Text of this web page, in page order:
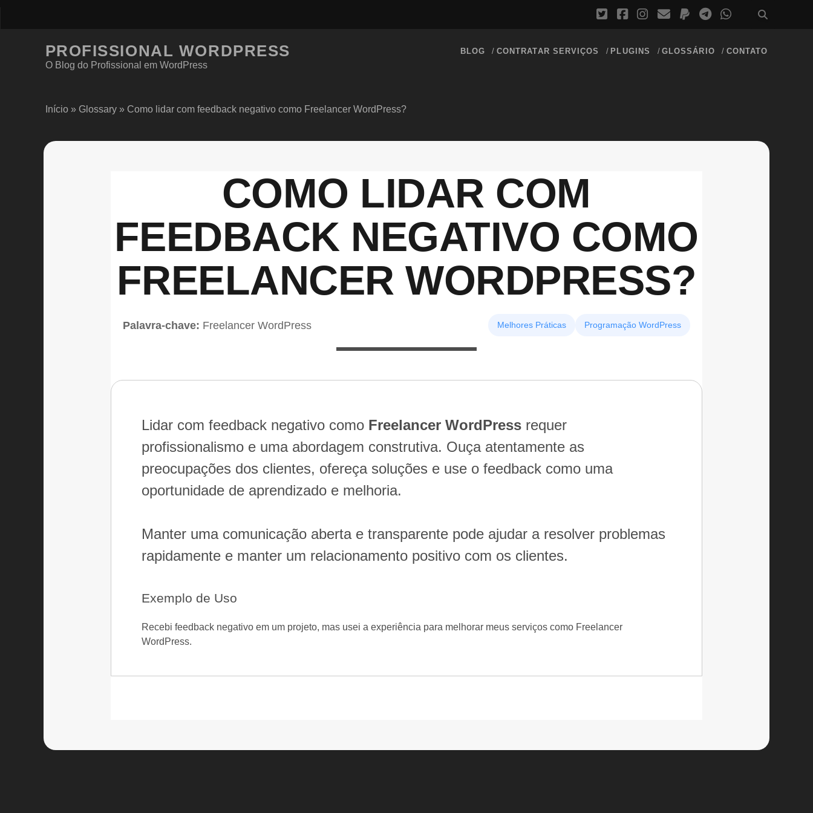
PROFISSIONAL WORDPRESS
O Blog do Profissional em WordPress
BLOG CONTRATAR SERVIÇOS PLUGINS GLOSSÁRIO CONTATO
Início» Glossary» Como lidar com feedback negativo como Freelancer WordPress?
COMO LIDAR COM
FEEDBACK NEGATIVO COMO
FREELANCER WORDPRESS?
Palavra-chave: Freelancer WordPress Melhores Práticas Programação WordPress
Lidar com feedback negativo como Freelancer WordPress requer
profissionalismo e uma abordagem construtiva. Ouça atentamente as
preocupações dos clientes, ofereça soluções e use o feedback como uma
oportunidade de aprendizado e melhoria.
Manter uma comunicação aberta e transparente pode ajudar a resolver problemas
rapidamente e manter um relacionamento positivo com os clientes.
Exemplo de Uso
Recebi feedback negativo em um projeto, mas usei a experiência para melhorar meus serviços como Freelancer
WordPress.